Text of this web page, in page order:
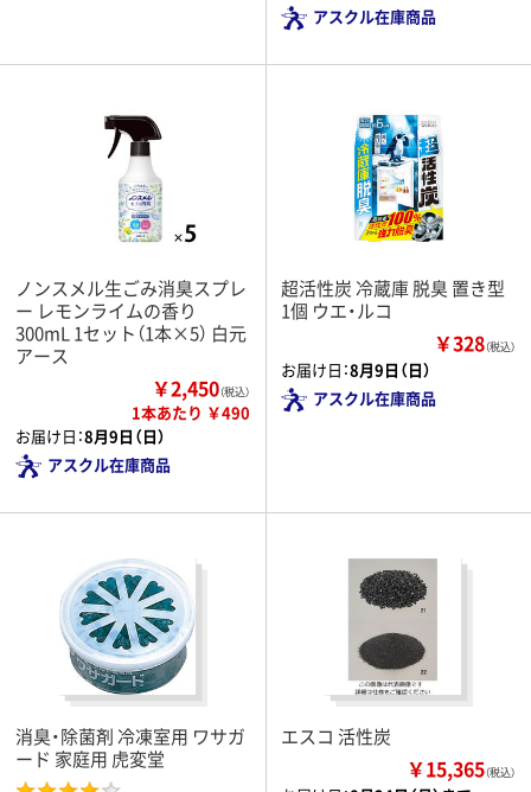
アスクル在庫商品
ノンスメル生ごみ消臭スプレ
ー レモンライムの香り
300mL 1セット（1本×5） 白元
アース
￥2,450（税込）
1本あたり ￥490
お届け日：8月9日（日）
アスクル在庫商品
超活性炭 冷蔵庫 脱臭 置き型
1個 ウエ・ルコ
￥328（税込）
お届け日：8月9日（日）
アスクル在庫商品
消臭・除菌剤 冷凍室用 ワサガ
ード 家庭用 虎変堂
エスコ 活性炭
￥15,365（税込）